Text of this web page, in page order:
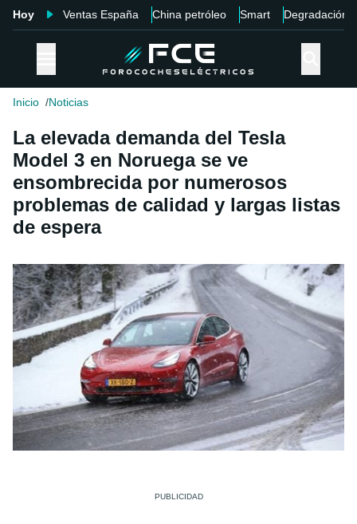
Hoy Ventas España China petróleo Smart Degradación
Inicio Noticias
La elevada demanda del Tesla
Model 3 en Noruega se ve
ensombrecida por numerosos
problemas de calidad y largas listas
de espera